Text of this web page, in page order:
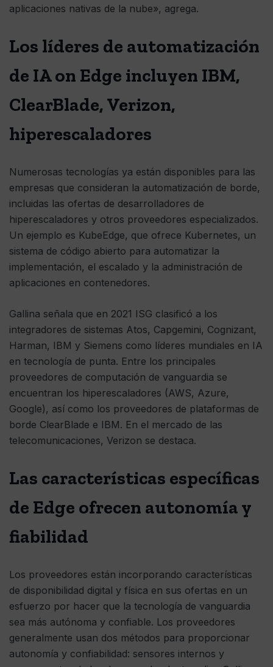
aplicaciones nativas de la nube», agrega.
Los líderes de automatización
de IA on Edge incluyen IBM,
ClearBlade, Verizon,
hiperescaladores
Numerosas tecnologías ya están disponibles para las
empresas que consideran la automatización de borde,
incluidas las ofertas de desarrolladores de
hiperescaladores y otros proveedores especializados.
Un ejemplo es KubeEdge, que ofrece Kubernetes, un
sistema de código abierto para automatizar la
implementación, el escalado y la administración de
aplicaciones en contenedores.
Gallina señala que en 2021 ISG clasificó a los
integradores de sistemas Atos, Capgemini, Cognizant,
Harman, IBM y Siemens como líderes mundiales en IA
en tecnología de punta. Entre los principales
proveedores de computación de vanguardia se
encuentran los hiperescaladores (AWS, Azure,
Google), así como los proveedores de plataformas de
borde ClearBlade e IBM. En el mercado de las
telecomunicaciones, Verizon se destaca.
Las características específicas
de Edge ofrecen autonomía y
fiabilidad
Los proveedores están incorporando características
de disponibilidad digital y física en sus ofertas en un
esfuerzo por hacer que la tecnología de vanguardia
sea más autónoma y confiable. Los proveedores
generalmente usan dos métodos para proporcionar
autonomía y confiabilidad: sensores internos y